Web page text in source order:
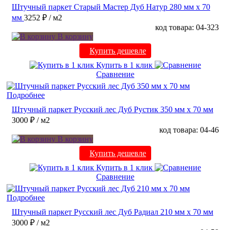
Штучный паркет Старый Мастер Дуб Натур 280 мм х 70
мм 3252 ₽ / м2
код товара: 04-323
В корзину
Купить дешевле
Купить в 1 клик
Сравнение
Подробнее
Штучный паркет Русский лес Дуб Рустик 350 мм х 70 мм
3000 ₽ / м2
код товара: 04-46
В корзину
Купить дешевле
Купить в 1 клик
Сравнение
Подробнее
Штучный паркет Русский лес Дуб Радиал 210 мм х 70 мм
3000 ₽ / м2